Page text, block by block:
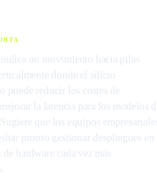
un movimiento hacia pilas
donde el silicio
puede reducir los costes de
la latencia para los modelos
que los equipos
pronto gestionar despliegues en
hardware cada vez más